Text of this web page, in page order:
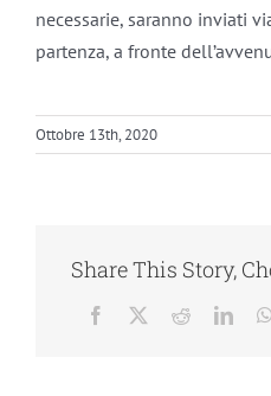
necessarie, saranno inviati
partenza, a fronte
Ottobre 13th, 2020
Share This Story,
Facebook Reddit